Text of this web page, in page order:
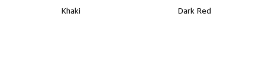
Khaki Dark Red